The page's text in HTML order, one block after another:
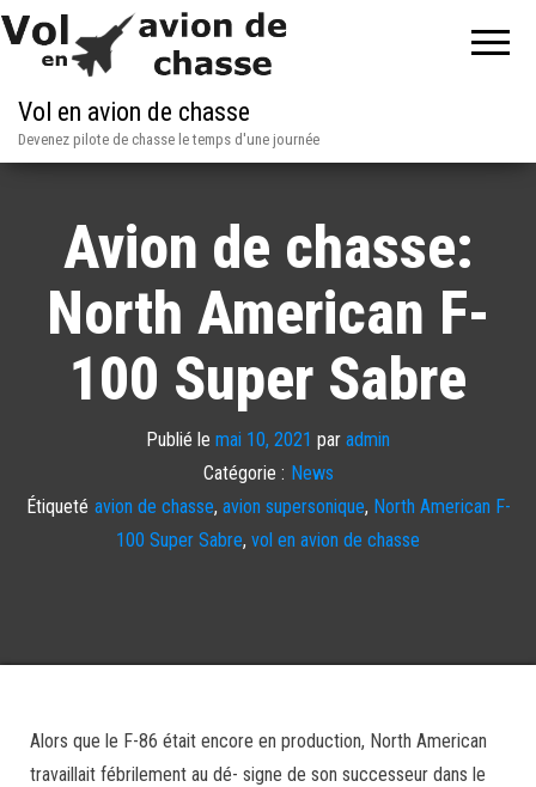
Vol en avion de chasse
Devenez pilote de chasse le temps d'une journée
Avion de chasse:
North American F-
100 Super Sabre
Publié le mai 10, 2021 par admin
Catégorie : News
Étiqueté avion de chasse, avion supersonique, North American F-
100 Super Sabre, vol en avion de chasse
Alors que le F-86 était encore en production, North American
travaillait fébrilement au dé- signe de son successeur dans le